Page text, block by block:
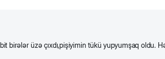
birələr üzə çıxdı,pişiyimin tükü yupyumşaq oldu.